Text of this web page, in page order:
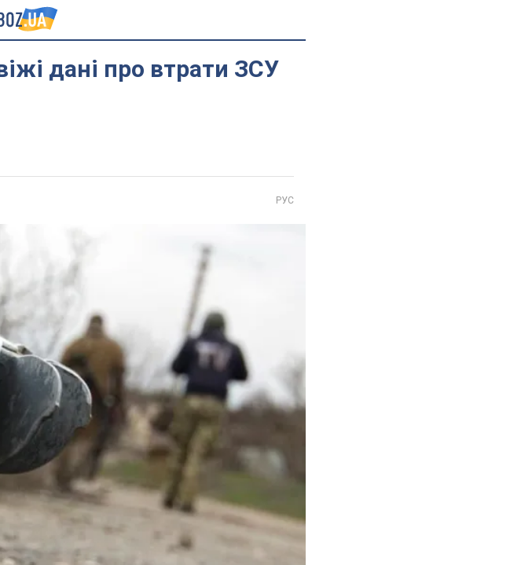
дані про втрати ЗСУ
РУС